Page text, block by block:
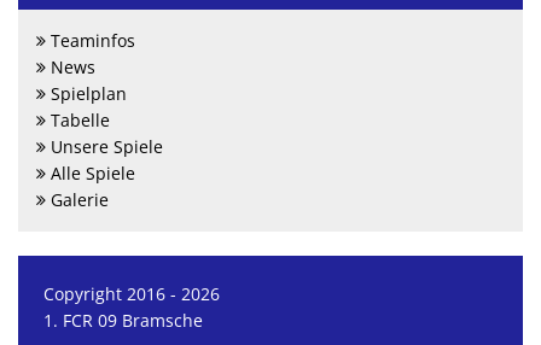
Teaminfos
News
Spielplan
Tabelle
Unsere Spiele
Alle Spiele
Galerie
Copyright 2016 - 2026
1. FCR 09 Bramsche